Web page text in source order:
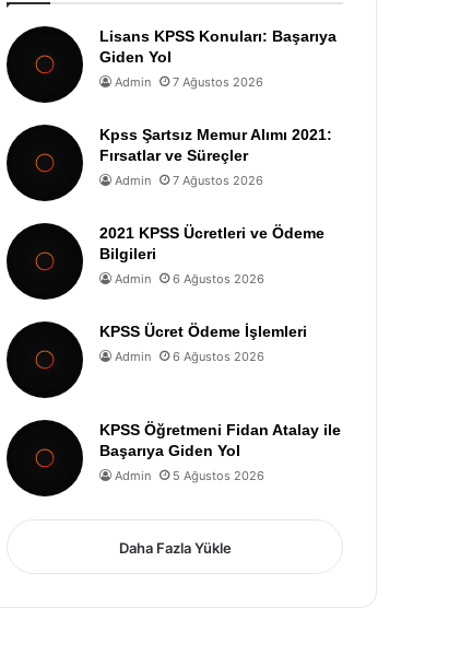
Lisans KPSS Konuları: Başarıya
Giden Yol
Admin 7 Ağustos 2026
Kpss Şartsız Memur Alımı 2021:
Fırsatlar ve Süreçler
Admin 7 Ağustos 2026
2021 KPSS Ücretleri ve Ödeme
Bilgileri
Admin 6 Ağustos 2026
KPSS Ücret Ödeme İşlemleri
Admin 6 Ağustos 2026
KPSS Öğretmeni Fidan Atalay ile
Başarıya Giden Yol
Admin 5 Ağustos 2026
Daha Fazla Yükle